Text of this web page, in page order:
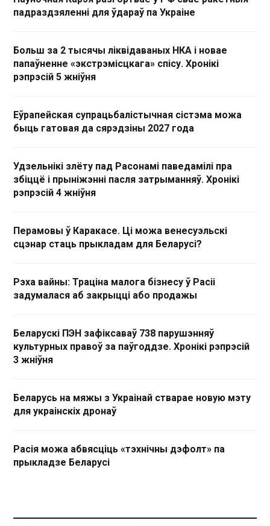
падраздзяленні для ўдараў па Украіне
Больш за 2 тысячы ліквідаваных НКА і новае
папаўненне «экстрэмісцкага» спісу. Хронікі
рэпрэсій 5 жніўня
Еўрапейская супрацьбалістычная сістэма можа
быць гатовая да сярэдзіны 2027 года
Удзельнікі злёту пад Расонамі паведамілі пра
збіццё і прыніжэнні пасля затрыманняў. Хронікі
рэпрэсій 4 жніўня
Перамовы ў Каракасе. Ці можа венесуэльскі
сцэнар стаць прыкладам для Беларусі?
Рэха вайны: Траціна малога бізнесу ў Расіі
задумалася аб закрыцці або продажы
Беларускі ПЭН зафіксаваў 738 парушэнняў
культурных правоў за паўгоддзе. Хронікі рэпрэсій
3 жніўня
Беларусь на мяжы з Украінай стварае новую мэту
для украінскіх дронаў
Расія можа абвясціць «тэхнічны дэфолт» па
прыкладзе Беларусі